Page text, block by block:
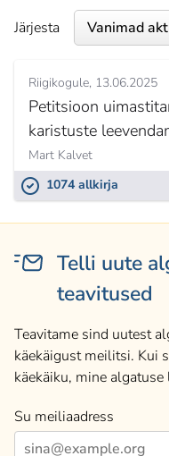
Järjesta
Riigikogule 13.06.2025
Petitsioon
karistuste
Mart Kalvet
1074 allkirja
Telli uute
teavitused
Teavitame sind uutest
käekäigust meilitsi. Kui
käekäiku, mine
Su meiliaadress